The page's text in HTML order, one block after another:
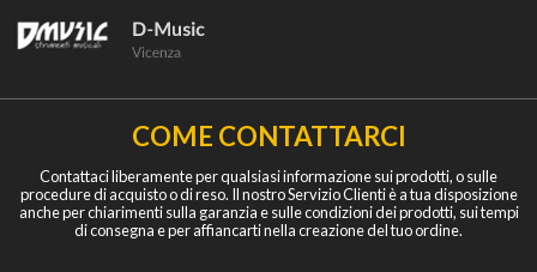
COME CONTATTARCI
Contattaci liberamente per qualsiasi informazione sui prodotti, o sulle
procedure di acquisto o di reso. Il nostro Servizio Clienti è a tua disposizione
anche per chiarimenti sulla garanzia e sulle condizioni dei prodotti, sui tempi
di consegna e per affiancarti nella creazione del tuo ordine.